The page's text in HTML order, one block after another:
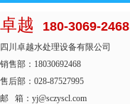
卓越 180-3069-2468
四川卓越水处理设备有限公司
销售部：18030692468
售后部：028-87527995
邮 箱：yj@sczyscl.com